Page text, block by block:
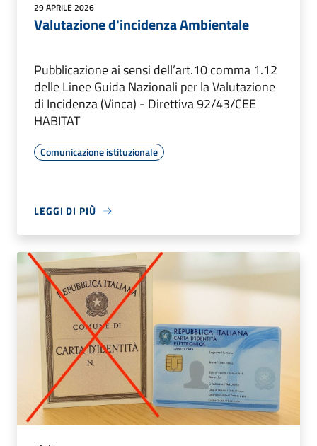
29 APRILE 2026
Valutazione d'incidenza Ambientale
Pubblicazione ai sensi dell’art.10 comma 1.12
delle Linee Guida Nazionali per la Valutazione
di Incidenza (Vinca) - Direttiva 92/43/CEE
HABITAT
Comunicazione istituzionale
LEGGI DI PIÙ